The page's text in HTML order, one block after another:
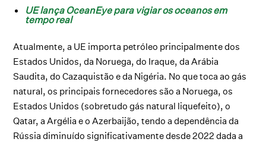
UE lança OceanEye para vigiar os oceanos em
tempo real
Atualmente, a UE importa petróleo principalmente dos
Estados Unidos, da Noruega, do Iraque, da Arábia
Saudita, do Cazaquistão e da Nigéria. No que toca ao gás
natural, os principais fornecedores são a Noruega, os
Estados Unidos (sobretudo gás natural liquefeito), o
Qatar, a Argélia e o Azerbaijão, tendo a dependência da
Rússia diminuído significativamente desde 2022 dada a